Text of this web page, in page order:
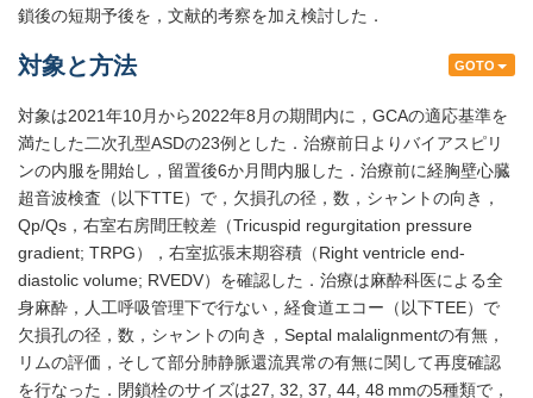
鎖後の短期予後を，文献的考察を加え検討した．
GOTO
対象と方法
対象は2021年10月から2022年8月の期間内に，GCAの適応基準を
満たした二次孔型ASDの23例とした．治療前日よりバイアスピリ
ンの内服を開始し，留置後6か月間内服した．治療前に経胸壁心臓
超音波検査（以下TTE）で，欠損孔の径，数，シャントの向き，
Qp/Qs，右室右房間圧較差（Tricuspid regurgitation pressure
gradient; TRPG），右室拡張末期容積（Right ventricle end-
diastolic volume; RVEDV）を確認した．治療は麻酔科医による全
身麻酔，人工呼吸管理下で行ない，経食道エコー（以下TEE）で
欠損孔の径，数，シャントの向き，Septal malalignmentの有無，
リムの評価，そして部分肺静脈還流異常の有無に関して再度確認
を行なった．閉鎖栓のサイズは27, 32, 37, 44, 48 mmの5種類で，